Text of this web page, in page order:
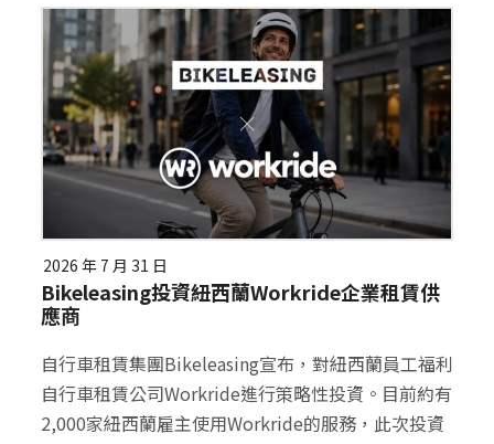
2026 年 7 月 31 日
Bikeleasing投資紐西蘭Workride企業租賃供
應商
自行車租賃集團Bikeleasing宣布，對紐西蘭員工福利
自行車租賃公司Workride進行策略性投資。目前約有
2,000家紐西蘭雇主使用Workride的服務，此次投資